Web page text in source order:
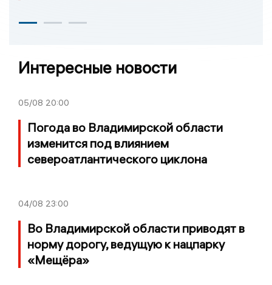
Интересные новости
05/08 20:00
Погода во Владимирской области
изменится под влиянием
североатлантического циклона
04/08 23:00
Во Владимирской области приводят в
норму дорогу, ведущую к нацпарку
«Мещёра»